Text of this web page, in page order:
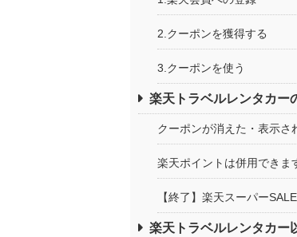
2.クーポンを獲得する
3.クーポンを使う
楽天トラベルレンタカー
クーポンが消えた・表示さ
楽天ポイントは併用できま
【終了】楽天スーパー
楽天トラベルレンタカー